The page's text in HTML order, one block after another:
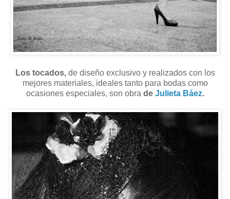
Los tocados, de diseño exclusivo y realizados con los
mejores materiales, ideales tanto para bodas como
ocasiones especiales, son obra de Julieta Báez.